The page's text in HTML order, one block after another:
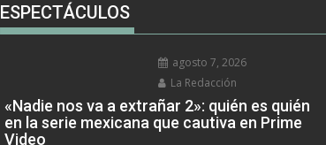
ESPECTÁCULOS
agosto 7, 2026
La Redacción
«Nadie nos va a extrañar 2»: quién es quién
en la serie mexicana que cautiva en Prime
Video